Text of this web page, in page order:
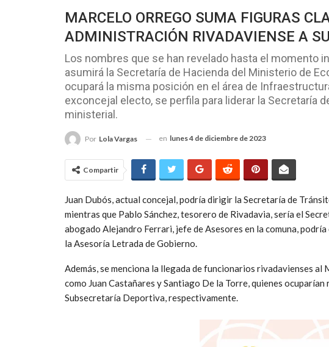
MARCELO ORREGO SUMA FIGURAS
ADMINISTRACIÓN RIVADAVIENSE A
Los nombres que se han revelado hasta el momento
asumirá la Secretaría de Hacienda del Ministerio de
ocupará la misma posición en el área de
exconcejal electo, se perfila para liderar la Secretaría
ministerial.
Por Lola Vargas en lunes 4 de diciembre de 2023
Compartir
Juan Dubós, actual concejal, podría dirigir la Secretaría de
mientras que Pablo Sánchez, tesorero de Rivadavia, sería el
abogado Alejandro Ferrari, jefe de Asesores en la comuna,
la Asesoría Letrada de Gobierno.
Además, se menciona la llegada de funcionarios rivadavienses
como Juan Castañares y Santiago De la Torre, quienes
Subsecretaría Deportiva, respectivamente.